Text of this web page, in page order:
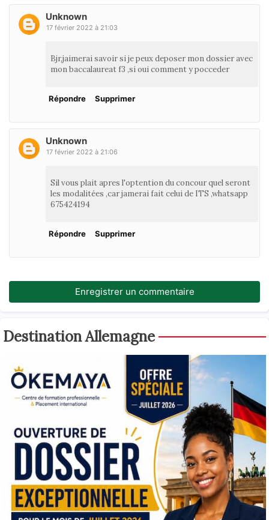
Unknown
17 février 2022 à 21:03
Bjr,jaimerai savoir si je peux deposer mon dossier avec
mon baccalaureat f3 ,si oui comment y pocceder
Répondre Supprimer
Unknown
17 février 2022 à 21:06
Sil vous plait apres l'optention du concour quel seront
les modalitées ,car jamerai fait celui de ITS ,whatsapp
675424194
Répondre Supprimer
Enregistrer un commentaire
Destination Allemagne